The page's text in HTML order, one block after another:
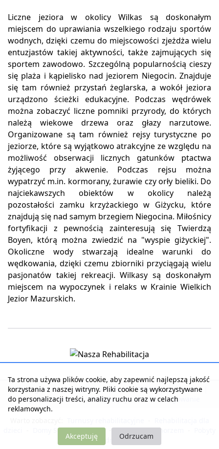
Liczne jeziora w okolicy Wilkas są doskonałym
miejscem do uprawiania wszelkiego rodzaju sportów
wodnych, dzięki czemu do miejscowości zjeżdża wielu
entuzjastów takiej aktywności, także zajmujących się
sportem zawodowo. Szczególną popularnością cieszy
się plaża i kąpielisko nad jeziorem Niegocin. Znajduje
się tam również przystań żeglarska, a wokół jeziora
urządzono ścieżki edukacyjne. Podczas wędrówek
można zobaczyć liczne pomniki przyrody, do których
należą wiekowe drzewa oraz głazy narzutowe.
Organizowane są tam również rejsy turystyczne po
jeziorze, które są wyjątkowo atrakcyjne ze względu na
możliwość obserwacji licznych gatunków ptactwa
żyjącego przy akwenie. Podczas rejsu można
wypatrzyć m.in. kormorany, żurawie czy orły bieliki. Do
najciekawszych obiektów w okolicy należą
pozostałości zamku krzyżackiego w Giżycku, które
znajdują się nad samym brzegiem Niegocina. Miłośnicy
fortyfikacji z pewnością zainteresują się Twierdzą
Boyen, którą można zwiedzić na "wyspie giżyckiej".
Okoliczne wody stwarzają idealne warunki do
wędkowania, dzięki czemu zbiorniki przyciągają wielu
pasjonatów takiej rekreacji. Wilkasy są doskonałym
miejscem na wypoczynek i relaks w Krainie Wielkich
Jezior Mazurskich.
Strona główna | Kontakt z serwisem | Reklama w serwisie
Regulamin serwisu | Polityka prywatności | Logowanie
Domy Seniora i Opieki - Noclegi nad morzem
dla zdrowia
Ta strona używa plików cookie, aby zapewnić najlepszą jakość
korzystania z naszej witryny. Pliki cookie są wykorzystywane
do personalizacji treści, analizy ruchu oraz w celach
reklamowych.
Akceptuję Odrzucam